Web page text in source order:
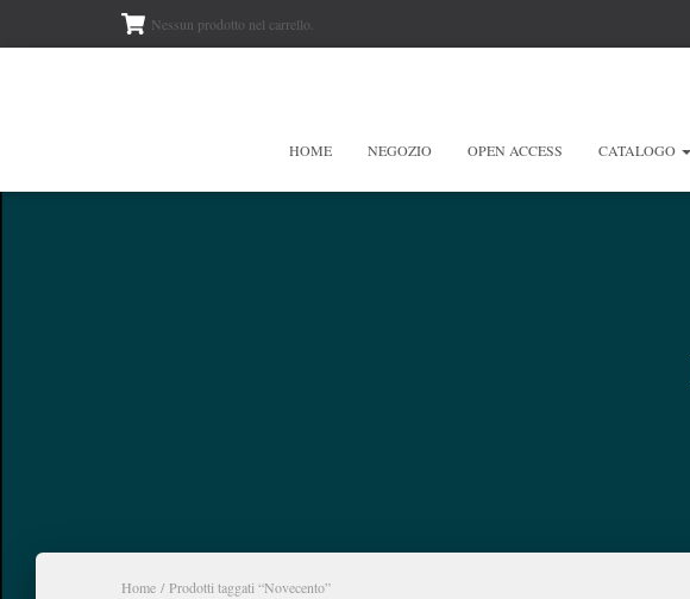
Nessun prodotto nel carrello.
HOME NEGOZIO OPEN ACCESS CATALOGO
Home / Prodotti taggati “Novecento”